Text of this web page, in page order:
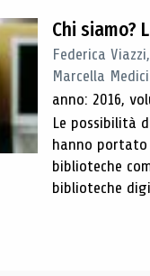
Chi siamo?
Federica
Marcella
anno: 2016,
Le possibilità
hanno portato
biblioteche
biblioteche